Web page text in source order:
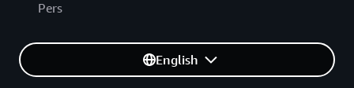
Pers
English